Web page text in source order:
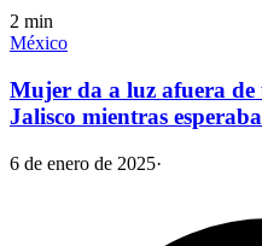
2 min
México
Mujer da a luz afuera
Jalisco mientras
6 de enero de 2025·